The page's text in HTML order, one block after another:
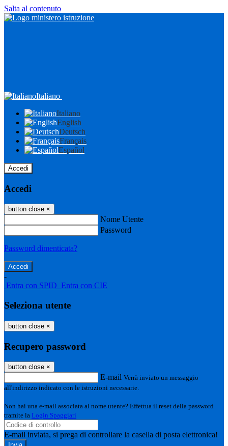
Salta al contenuto
Italiano
Italiano
English
Deutsch
Français
Español
Accedi
Accedi
button close ×
Nome Utente
Password
Password dimenticata?
-
Entra con SPID Entra con CIE
Seleziona utente
button close ×
Recupero password
button close ×
E-mail Verrà inviato un messaggio
all'indirizzo indicato con le istruzioni necessarie.
Non hai una e-mail associata al nome utente? Effettua il reset della password
tramite la Login Spaggiari
E-mail inviata, si prega di controllare la casella di posta elettronica!